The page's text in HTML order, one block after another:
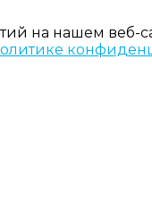
на нашем веб-